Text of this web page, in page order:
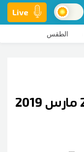
Live
الطقس